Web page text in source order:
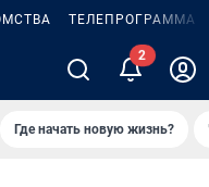
ТЕЛЕПРОГРАММА
Где начать новую жизнь?